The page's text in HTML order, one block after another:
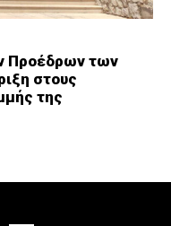
Προέδρων των
στους
της